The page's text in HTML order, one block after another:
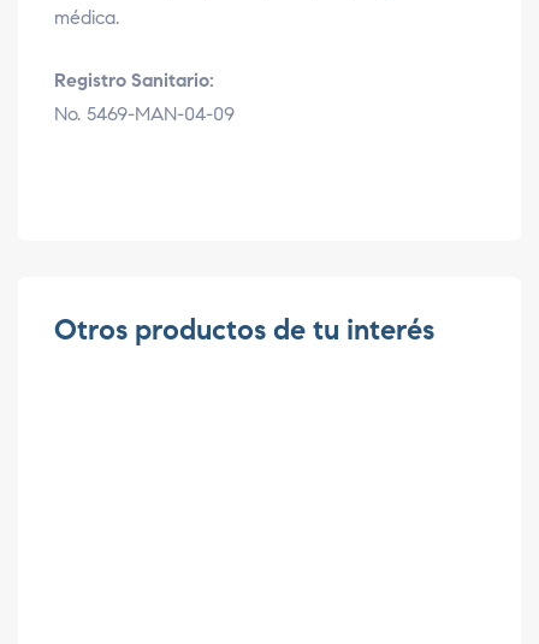
médica.
Registro Sanitario:
No. 5469-MAN-04-09
Otros productos de tu interés